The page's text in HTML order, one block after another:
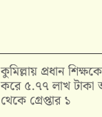
কুমিল্লায় প্রধান
করে ৫.৭৭ লাখ
থেকে গ্রেপ্তার ১